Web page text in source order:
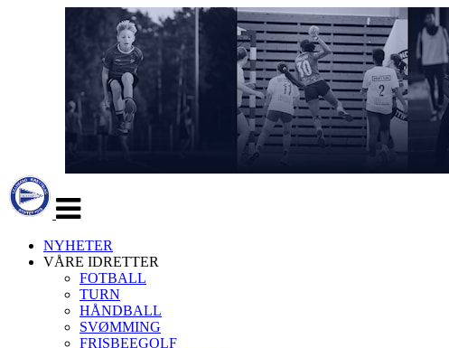
navigasjon
NYHETER
VÅRE IDRETTER
FOTBALL
TURN
HÅNDBALL
SVØMMING
FRISBEEGOLF